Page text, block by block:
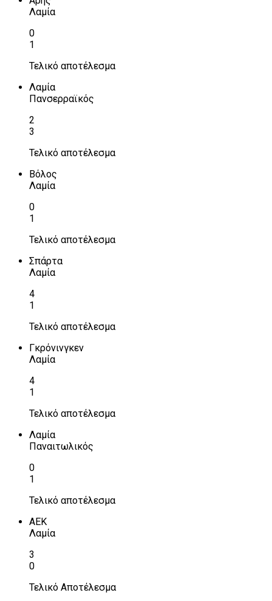
Λαμία
0
1
Τελικό αποτέλεσμα
Λαμία
Πανσερραϊκός
2
3
Τελικό αποτέλεσμα
Βόλος
Λαμία
0
1
Τελικό αποτέλεσμα
Σπάρτα
Λαμία
4
1
Τελικό αποτέλεσμα
Γκρόνινγκεν
Λαμία
4
1
Τελικό αποτέλεσμα
Λαμία
Παναιτωλικός
0
1
Τελικό αποτέλεσμα
ΑΕΚ
Λαμία
3
0
Τελικό Αποτέλεσμα